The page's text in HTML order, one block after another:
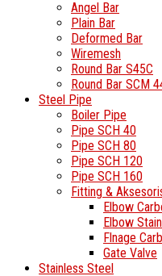
Angel Bar
Plain Bar
Deformed Bar
Wiremesh
Round Bar S45C
Round Bar SCM
Steel Pipe
Boiler Pipe
Pipe SCH 40
Pipe SCH 80
Pipe SCH 120
Pipe SCH 160
Fitting &
Elbow
Elbow
Flnage
Gate Valve
Stainless Steel